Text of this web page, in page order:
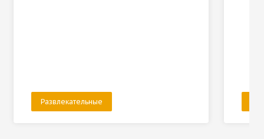
Развлекательные